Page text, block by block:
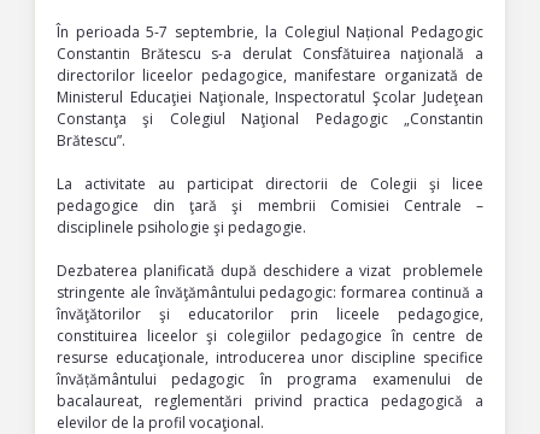
În perioada 5-7 septembrie, la Colegiul Național Pedagogic
Constantin Brătescu s-a derulat Consfătuirea naţională a
directorilor liceelor pedagogice, manifestare organizată de
Ministerul Educaţiei Naţionale, Inspectoratul Şcolar Judeţean
Constanţa şi Colegiul Naţional Pedagogic „Constantin
Brătescu”.
La activitate au participat directorii de Colegii şi licee
pedagogice din ţară şi membrii Comisiei Centrale –
disciplinele psihologie şi pedagogie.
Dezbaterea planificată după deschidere a vizat problemele
stringente ale învăţământului pedagogic: formarea continuă a
învăţătorilor şi educatorilor prin liceele pedagogice,
constituirea liceelor şi colegiilor pedagogice în centre de
resurse educaţionale, introducerea unor discipline specifice
învățământului pedagogic în programa examenului de
bacalaureat, reglementări privind practica pedagogică a
elevilor de la profil vocaţional.